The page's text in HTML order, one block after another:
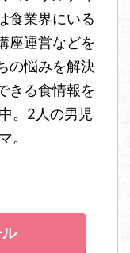
食業界にいる
座運営などを
の悩みを解決
きる食情報を
。2人の男児
。